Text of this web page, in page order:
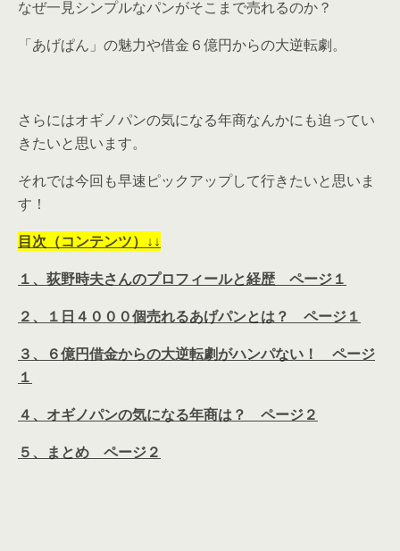
なぜ一見シンプルなパンがそこまで売れるのか？
「あげぱん」の魅力や借金６億円からの大逆転劇。
さらにはオギノパンの気になる年商なんかにも迫ってい
きたいと思います。
それでは今回も早速ピックアップして行きたいと思いま
す！
目次（コンテンツ）↓↓
１、荻野時夫さんのプロフィールと経歴 ページ１
２、１日４０００個売れるあげパンとは？ ページ１
３、６億円借金からの大逆転劇がハンパない！ ページ
１
４、オギノパンの気になる年商は？ ページ２
５、まとめ ページ２